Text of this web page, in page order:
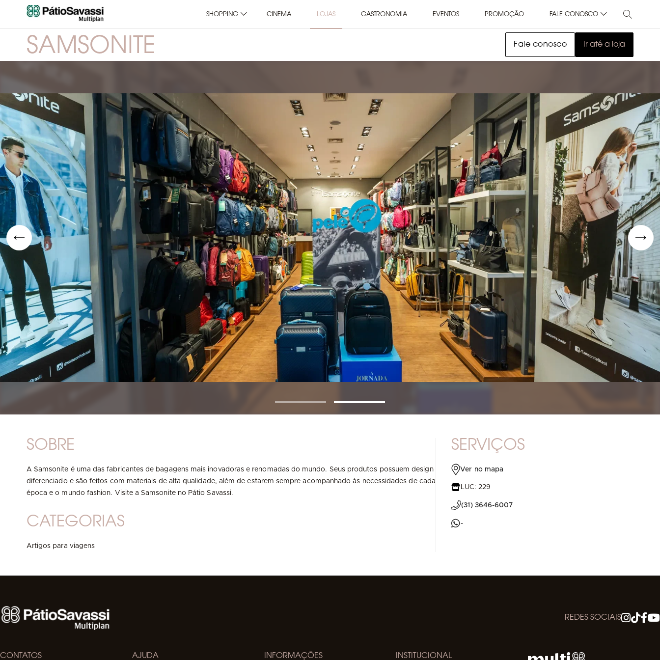
SHOPPING CINEMA LOJAS GASTRONOMIA EVENTOS PROMOÇÃO FALE CONOSCO
SAMSONITE Fale conosco Ir até a loja
SOBRE
A Samsonite é uma das fabricantes de bagagens mais inovadoras e renomadas do mundo. Seus produtos possuem design
diferenciado e são feitos com materiais de alta qualidade, além de estarem sempre acompanhado às necessidades de cada
época e o mundo fashion. Visite a Samsonite no Pátio Savassi.
CATEGORIAS
Artigos para viagens
SERVIÇOS
Ver no mapa
LUC: 229
(31) 3646-6007
-
REDES SOCIAIS
CONTATOS AJUDA INFORMAÇÕES INSTITUCIONAL